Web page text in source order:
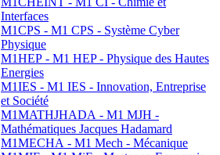
Interfaces
M1CPS - M1 CPS - Système Cyber
Physique
M1HEP - M1 HEP - Physique des Hautes
Energies
M1IES - M1 IES - Innovation, Entreprise
et Société
M1MATHJHADA - M1 MJH -
Mathématiques Jacques Hadamard
M1MECHA - M1 Mech - Mécanique